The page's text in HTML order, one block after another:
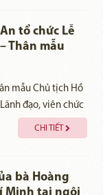
tổ chức Lễ
Thân mẫu
mẫu Chủ tịch Hồ
đạo, viên chức
đài Bác Hồ
hoa, dâng hương tri
CHI TIẾT
bà Hoàng